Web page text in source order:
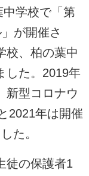
学校で「第
が開催さ
校、柏の葉中
した。2019年
新型コロナウ
2021年は開催
た。
徒の保護者1